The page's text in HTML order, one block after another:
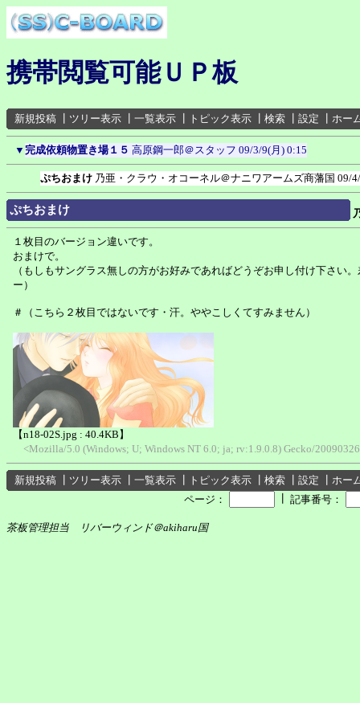
携帯閲覧可能ＵＰ板
新規投稿 ツリー表示 一覧表示 トピック表示 検索 設定 ホー
▼ 完成依頼物置き場１５ 高原鋼一郎＠スタッフ 09/3/9(月) 0:15
ぷちおまけ 乃亜・クラウ・オコーネル＠ナニワアームズ商藩国 09/
ぷちおまけ
１枚目のバージョン違いです。
おまけで。
（もしもサングラス無しの方がお好みであればどうぞお申し付け下さい
ー）
＃（こちら２枚目ではないです・汗。ややこしくてすみません）
【n18-02S.jpg : 40.4KB】
<Mozilla/5.0 (Windows; U; Windows NT 6.0; ja; rv:1.9.0.8) Gecko/
新規投稿 ツリー表示 一覧表示 トピック表示 検索 設定
ホー
ページ：
記事番号：
茶板管理担当 リバーウィンド＠akiharu国